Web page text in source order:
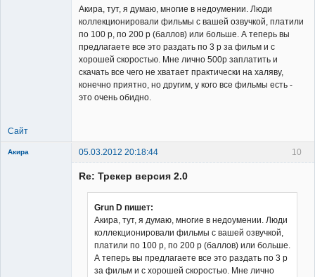
Акира, тут, я думаю, многие в недоумении. Люди
коллекционировали фильмы с вашей озвучкой, платили
по 100 р, по 200 р (баллов) или больше. А теперь вы
предлагаете все это раздать по 3 р за фильм и с
хорошей скоростью. Мне лично 500р заплатить и
скачать все чего не хватает практически на халяву,
конечно приятно, но другим, у кого все фильмы есть -
это очень обидно.
Сайт
10
Акира 05.03.2012 20:18:44
Re: Трекер версия 2.0
Grun D пишет:
Акира, тут, я думаю, многие в недоумении. Люди
коллекционировали фильмы с вашей озвучкой,
платили по 100 р, по 200 р (баллов) или больше.
А теперь вы предлагаете все это раздать по 3 р
за фильм и с хорошей скоростью. Мне лично